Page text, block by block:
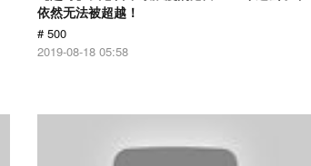
依然无法被超越！
# 500
2019-08-18 05:58